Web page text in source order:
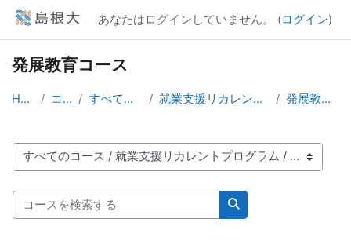
メインコンテンツへスキップする
あなたはログインしていません。 (ログイン)
発展教育コース
Home コース すべてのコース 就業支援リカレントプログラム 発展教育コース
コースカテゴリ
コースを検索する
コースを検索する